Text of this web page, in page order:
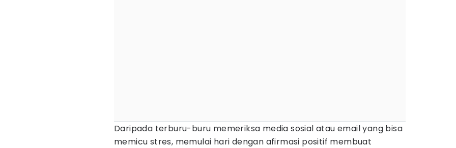
Daripada terburu-buru memeriksa media sosial atau email yang bisa
memicu stres, memulai hari dengan afirmasi positif membuat